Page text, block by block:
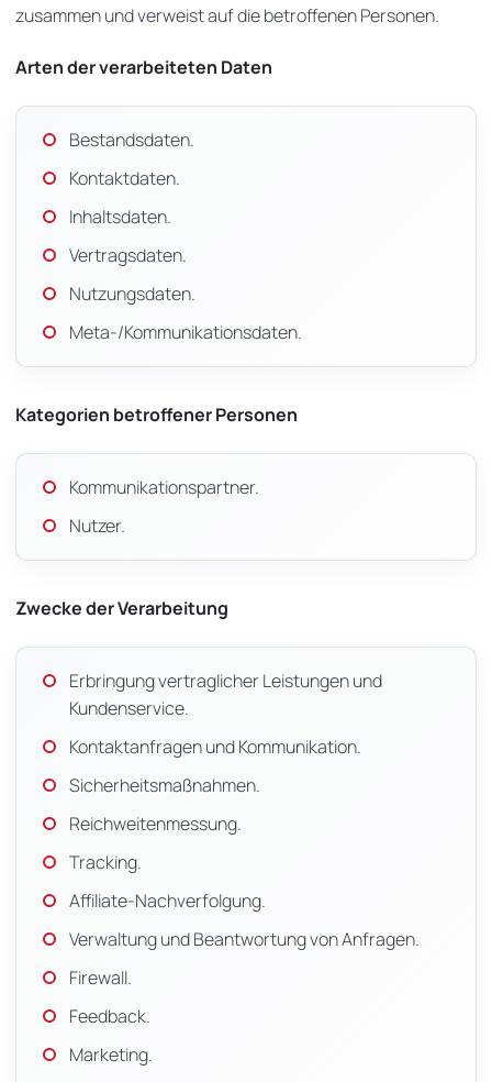
zusammen und verweist auf die betroffenen Personen.
Arten der verarbeiteten Daten
Bestandsdaten.
Kontaktdaten.
Inhaltsdaten.
Vertragsdaten.
Nutzungsdaten.
Meta-/Kommunikationsdaten.
Kategorien betroffener Personen
Kommunikationspartner.
Nutzer.
Zwecke der Verarbeitung
Erbringung vertraglicher Leistungen und
Kundenservice.
Kontaktanfragen und Kommunikation.
Sicherheitsmaßnahmen.
Reichweitenmessung.
Tracking.
Affiliate-Nachverfolgung.
Verwaltung und Beantwortung von Anfragen.
Firewall.
Feedback.
Marketing.